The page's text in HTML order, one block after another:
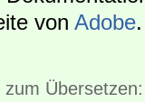
von Adobe.
Übersetzen: